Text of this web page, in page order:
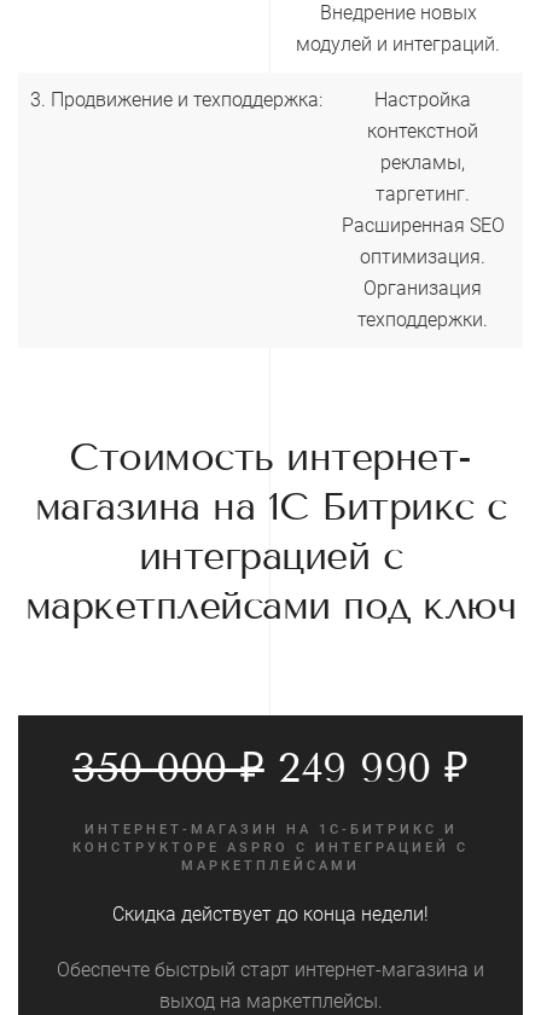
Внедрение новых
модулей и интеграций.
3. Продвижение и техподдержка:
Настройка
контекстной
рекламы,
таргетинг.
Расширенная SEO
оптимизация.
Организация
техподдержки.
Стоимость интернет-
магазина на 1С Битрикс с
интеграцией с
маркетплейсами под ключ
249 990 ₽
ИНТЕРНЕТ-МАГАЗИН НА 1С-БИТРИКС И
КОНСТРУКТОРЕ ASPRO С ИНТЕГРАЦИЕЙ С
МАРКЕТПЛЕЙСАМИ
Скидка действует до конца недели!
Обеспечте быстрый старт интернет-магазина и
выход на маркетплейсы.